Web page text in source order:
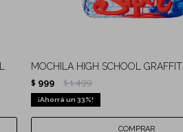
MOCHILA HIGH SCHOOL GRAFFITI
$ 999 $ 1.499
33